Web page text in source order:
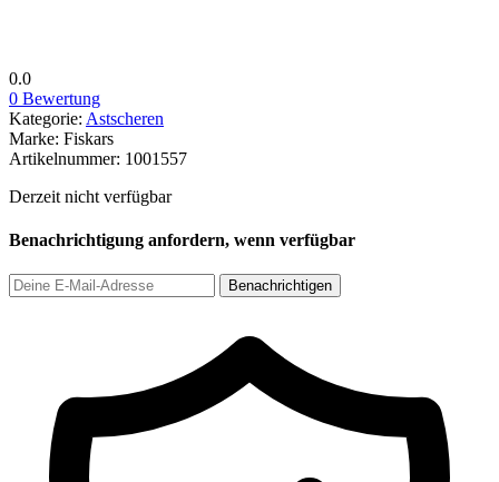
0.0
0 Bewertung
Kategorie: Astscheren
Marke: Fiskars
Artikelnummer: 1001557
Derzeit nicht verfügbar
Benachrichtigung anfordern, wenn verfügbar
Benachrichtigen